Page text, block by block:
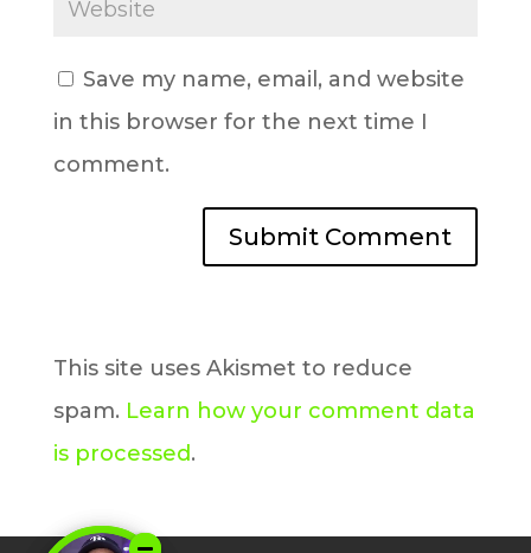
Save my name, email, and website
in this browser for the next time I
comment.
This site uses Akismet to reduce
spam. Learn how your comment data
is processed.